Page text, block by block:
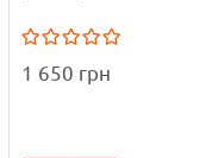
1 650 грн